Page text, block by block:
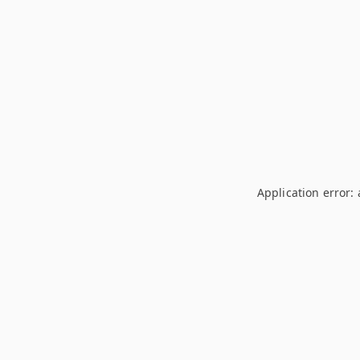
Application error: